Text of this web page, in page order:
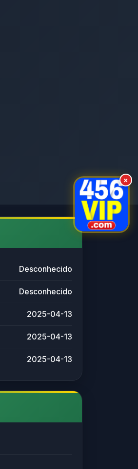
Desconhecido
Desconhecido
2025-04-13
2025-04-13
2025-04-13
×